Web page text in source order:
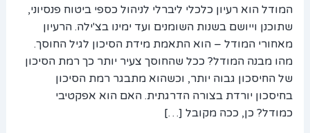
המודל הוא רעיון כלכלי ליברלי לניהול כספי ביטוח פנסיוני,
שתוכנן וייושם בשנות השומנים ועד ימינו בצ'ילה. הרעיון
מאחורי המודל – הוא התאמת מידת הסיכון לגיל החוסך.
מהו מבנה המודל? ככל שהחוסך צעיר יותר כך רמת הסיכון
של החיסכון גבוה יותר, וכשהוא מתבגר רמת הסיכון
בחיסכון יורדת בצורה הדרגתית. האם הוא אפקטיבי
כמודל? כן, ככה מקובל […]